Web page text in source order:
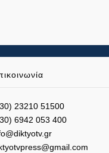
23210 51500
6942 053 400